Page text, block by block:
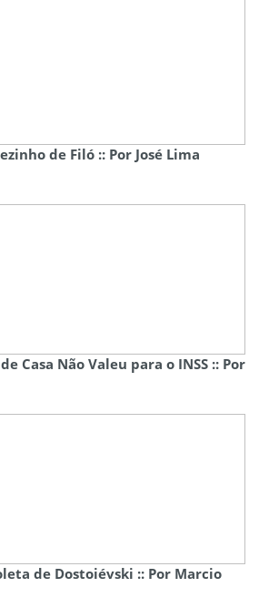
de Filó :: Por José Lima
Casa Não Valeu para o INSS :: Por
de Dostoiévski :: Por Marcio